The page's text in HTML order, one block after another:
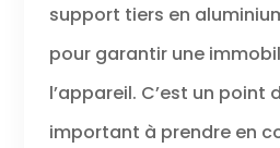
support tiers en
pour garantir une
l’appareil. C’est un point
important à prendre en